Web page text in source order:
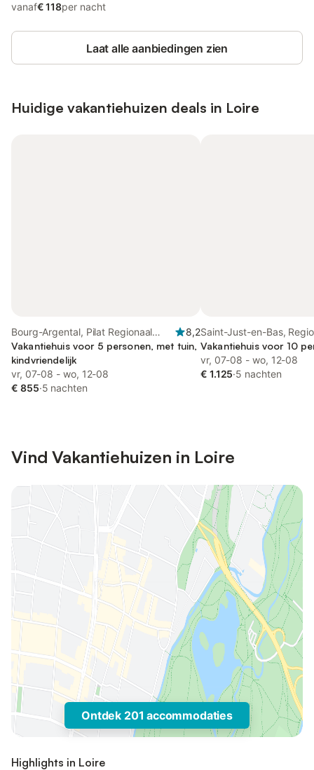
vanaf€ 118per nacht
Laat alle aanbiedingen zien
Huidige vakantiehuizen deals in Loire
Bourg-Argental, Pilat Regionaal
Natuurpark
8,2
Vakantiehuis voor 5 personen, met tuin,
kindvriendelijk
vr, 07-08 - wo, 12-08
€ 855·5 nachten
Saint-Just-en-Bas,
natuurpark van
Vakantiehuis voor 10
vr, 07-08 - wo, 12-08
€ 1.125·5 nachten
Vind Vakantiehuizen in Loire
Ontdek 201 accommodaties
Highlights in Loire